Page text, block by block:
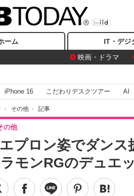
ーム IT・デジ
映画・ドラマ
iPhone 16 こだわりデスクツアー AI
› その他 › 記事
プロン姿でダン
モンRGのデュエ
の他